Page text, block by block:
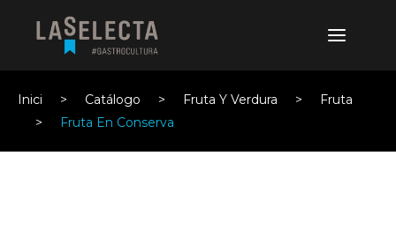
Inici Catálogo Fruta Y Verdura
Fruta
Fruta En Conserva